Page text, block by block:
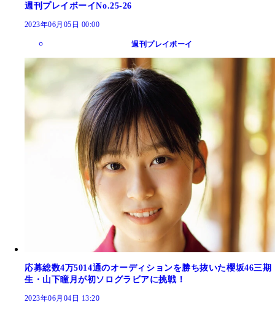
週刊プレイボーイNo.25-26
2023年06月05日 00:00
週刊プレイボーイ
応募総数4万5014通のオーディションを勝ち抜いた櫻坂46三期
生・山下瞳月が初ソログラビアに挑戦！
2023年06月04日 13:20